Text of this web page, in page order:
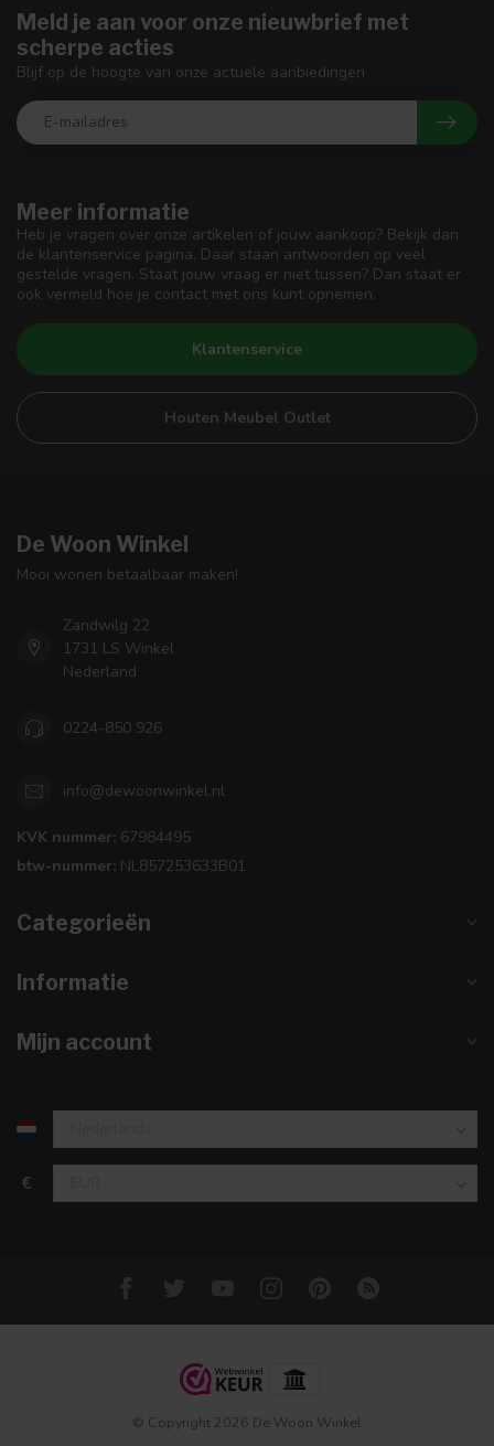
Meer informatie
Heb je vragen over onze artikelen of jouw aankoop? Bekijk dan
de klantenservice pagina. Daar staan antwoorden op veel
gestelde vragen. Staat jouw vraag er niet tussen? Dan staat er
ook vermeld hoe je contact met ons kunt opnemen.
Klantenservice
Houten Meubel Outlet
Meld je aan voor onze nieuwbrief met
scherpe acties
Blijf op de hoogte van onze actuele aanbiedingen
De Woon Winkel
Mooi wonen betaalbaar maken!
Zandwilg 22
1731 LS Winkel
Nederland
0224-850 926
info@dewoonwinkel.nl
KVK nummer: 67984495
btw-nummer: NL857253633B01
Categorieën
Informatie
Mijn account
€
© Copyright 2026 De Woon Winkel